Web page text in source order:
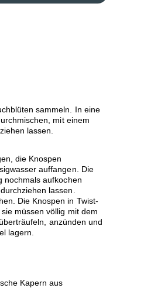
sammeln. In eine
mit einem
lassen.
die Knospen
auffangen. Die
nochmals aufkochen
lassen.
Die Knospen in Twist-
müssen völlig mit dem
anzünden und
lagern.
Kapern aus